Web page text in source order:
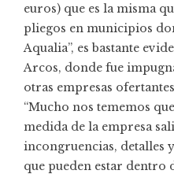
euros) que es la misma
pliegos en municipios
Aqualia”, es bastante
Arcos, donde fue
otras empresas
“Mucho nos tememos
medida de la empresa
incongruencias, detalles
que pueden estar dentro